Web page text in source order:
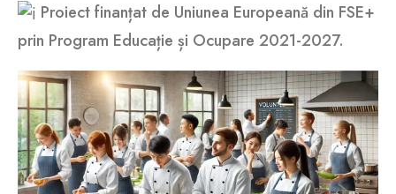
Proiect finanțat de Uniunea Europeană din FSE+
prin Program Educație și Ocupare 2021-2027.